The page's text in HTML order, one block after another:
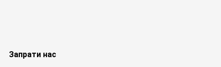
Запрати нас